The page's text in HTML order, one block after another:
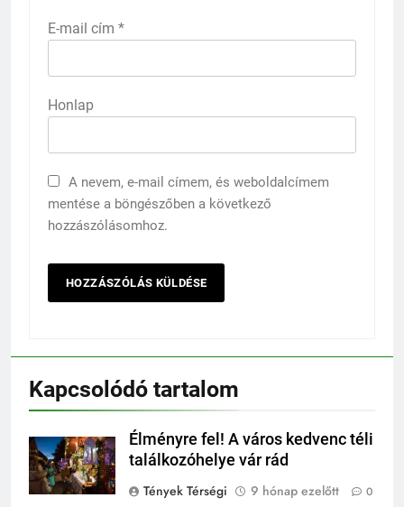
E-mail cím *
Honlap
A nevem, e-mail címem, és weboldalcímem
mentése a böngészőben a következő
hozzászólásomhoz.
Kapcsolódó tartalom
Élményre fel! A város kedvenc téli
találkozóhelye vár rád
Tények Térségi
9 hónap ezelőtt 0